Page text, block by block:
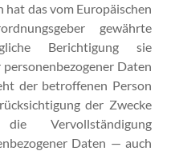
das vom Europäischen
gewährte
Berichtigung sie
Daten
der betroffenen Person
der Zwecke
Vervollständigung
Daten — auch